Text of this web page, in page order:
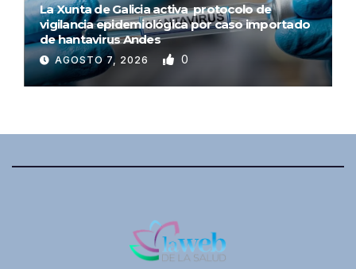
La Xunta de Galicia activa protocolo de
vigilancia epidemiológica por caso importado
de hantavirus Andes
AGOSTO 7, 2026 0